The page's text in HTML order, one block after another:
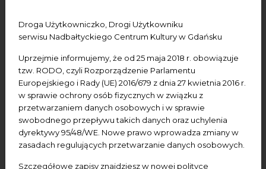
Droga Użytkowniczko, Drogi Użytkowniku
serwisu Nadbałtyckiego Centrum Kultury w Gdańsku
Uprzejmie informujemy, że od 25 maja 2018 r. obowiązuje
tzw. RODO, czyli Rozporządzenie Parlamentu
Europejskiego i Rady (UE) 2016/679 z dnia 27 kwietnia 2016 r.
w sprawie ochrony osób fizycznych w związku z
przetwarzaniem danych osobowych i w sprawie
swobodnego przepływu takich danych oraz uchylenia
dyrektywy 95/48/WE. Nowe prawo wprowadza zmiany w
zasadach regulujących przetwarzanie danych osobowych.
Szczegółowe zapisy znajdziesz w nowej polityce
dobie wszechobecnego hałasu i nadmiaru bodźców,
codzienności oraz komfort funkcjonowania w
przestrzeni publicznej.
W ramach wystawy zaprezentujemy instalacje
stworzone w dialogu z architekturą i techniką
recordingu: